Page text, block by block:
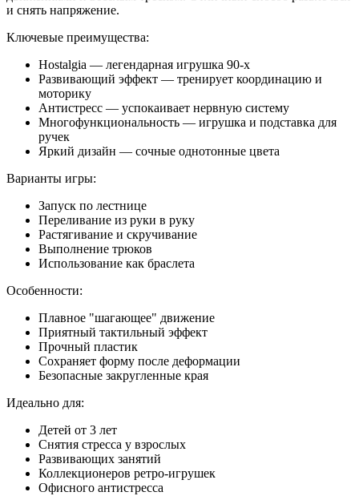
и снять напряжение.
Ключевые преимущества:
Нostalgia — легендарная игрушка 90-х
Развивающий эффект — тренирует координацию и
моторику
Антистресс — успокаивает нервную систему
Многофункциональность — игрушка и подставка для
ручек
Яркий дизайн — сочные однотонные цвета
Варианты игры:
Запуск по лестнице
Переливание из руки в руку
Растягивание и скручивание
Выполнение трюков
Использование как браслета
Особенности:
Плавное "шагающее" движение
Приятный тактильный эффект
Прочный пластик
Сохраняет форму после деформации
Безопасные закругленные края
Идеально для:
Детей от 3 лет
Снятия стресса у взрослых
Развивающих занятий
Коллекционеров ретро-игрушек
Офисного антистресса